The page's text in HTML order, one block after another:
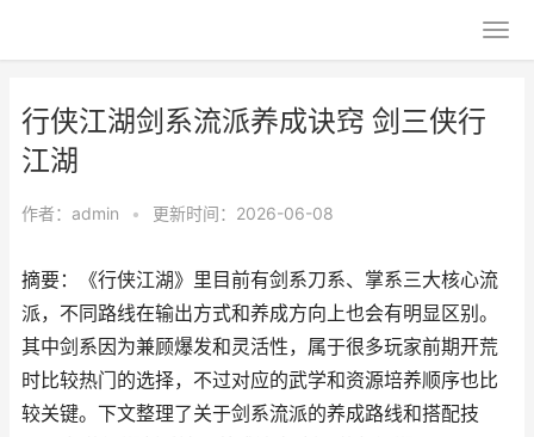
行侠江湖剑系流派养成诀窍 剑三侠行
江湖
作者： admin • 更新时间：2026-06-08
摘要：《行侠江湖》里目前有剑系刀系、掌系三大核心流
派，不同路线在输出方式和养成方向上也会有明显区别。
其中剑系因为兼顾爆发和灵活性，属于很多玩家前期开荒
时比较热门的选择，不过对应的武学和资源培养顺序也比
较关键。下文整理了关于剑系流派的养成路线和搭配技